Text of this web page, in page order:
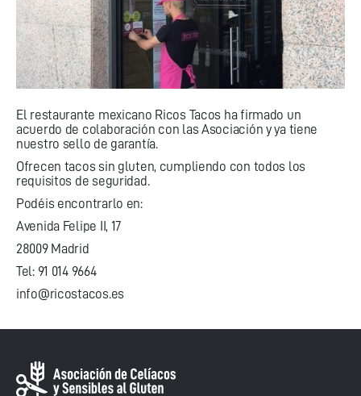
El restaurante mexicano Ricos Tacos ha firmado un
acuerdo de colaboración con las Asociación y ya tiene
nuestro sello de garantía.
Ofrecen tacos sin gluten, cumpliendo con todos los
requisitos de seguridad.
Podéis encontrarlo en:
Avenida Felipe II, 17
28009 Madrid
Tel: 91 014 9664
info@ricostacos.es